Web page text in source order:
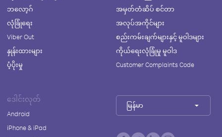
ဘလော့ဂ်
လုံခြုံရေး
Viber Out
နှုန်းထားများ
ပံ့ပိုးမှု
အမှတ်တံဆိပ် စင်တာ
အလုပ်အကိုင်များ
စည်းကမ်းချက်များနှင့် မူဝါဒများ
ကိုယ်ရေးလုံခြုံမှု မူဝါဒ
Customer Complaints Code
ဒေါင်းလုတ်
Android
iPhone & iPad
မြန်မာ